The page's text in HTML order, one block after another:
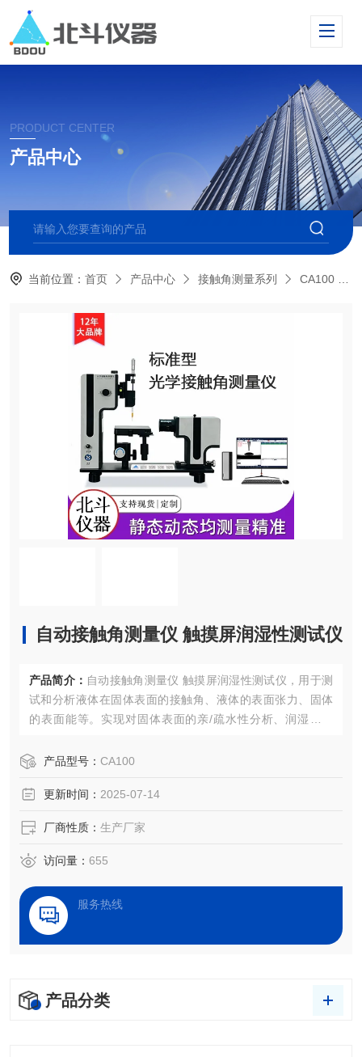
PRODUCT CENTER
产品中心
当前位置：首页 产品中心 接触角测量系列 CA100 标准型接触角测量仪
自动接触角测量仪 触摸屏润湿性测试仪
产品简介： 自动接触角测量仪 触摸屏润湿性测试仪，用于测
试和分析液体在固体表面的接触角、液体的表面张力、固体
的表面能等。实现对固体表面的亲/疏水性分析、润湿性分
吸收和铺展等过程分析。
产品型号： CA100
更新时间： 2025-07-14
厂商性质： 生产厂家
访问量： 655
服务热线
产品分类